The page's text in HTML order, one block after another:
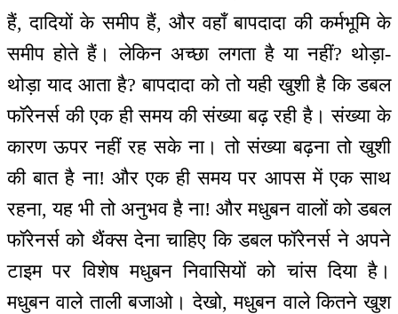
हैं, दादियों के समीप हैं, और वहाँ बापदादा की कर्मभूमि के
समीप होते हैं। लेकिन अच्छा लगता है या नहीं? थोड़ा-
थोड़ा याद आता है? बापदादा को तो यही खुशी है कि डबल
फॉरेनर्स की एक ही समय की संख्या बढ़ रही है। संख्या के
कारण ऊपर नहीं रह सके ना। तो संख्या बढ़ना तो खुशी
की बात है ना! और एक ही समय पर आपस में एक साथ
रहना, यह भी तो अनुभव है ना! और मधुबन वालों को डबल
फॉरेनर्स को थैंक्स देना चाहिए कि डबल फॉरेनर्स ने अपने
टाइम पर विशेष मधुबन निवासियों को चांस दिया है।
मधुबन वाले ताली बजाओ। देखो, मधुबन वाले कितने खुश